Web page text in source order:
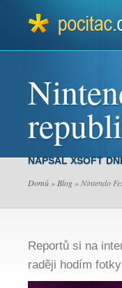
NAPSALXSOFT
Domů » Blog » Nintendo
Reportů si na
raději hodím